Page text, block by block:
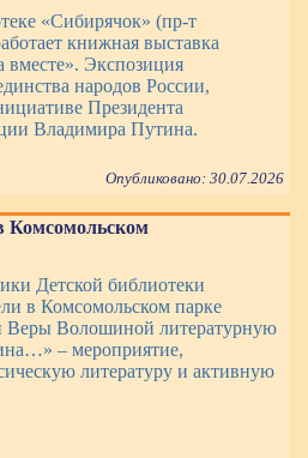
«Сибирячок» (пр-т
книжная выставка
вместе». Экспозиция
народов России,
Президента
Владимира Путина.
Опубликовано: 30.07.2026
Комсомольском
Детской библиотеки
в Комсомольском парке
Веры Волошиной литературную
– мероприятие,
литературу и активную